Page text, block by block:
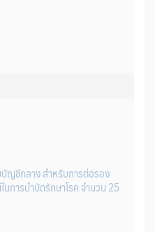
ญชีกลาง สำหรับการต่อรอง
การบำบัดรักษาโรค จำนวน 25